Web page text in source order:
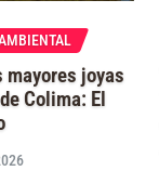
mayores joyas
Colima: El